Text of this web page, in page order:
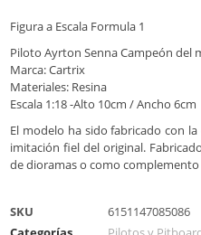
Figura a Escala Formula 1
Piloto Ayrton Senna Campeón del
Marca: Cartrix
Materiales: Resina
Escala 1:18 -Alto 10cm / Ancho 6cm
El modelo ha sido fabricado con
imitación fiel del original.
de dioramas o como
SKU
6151147085086